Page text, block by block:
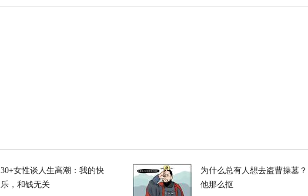
风声丨“冯院长看上你了”，背后有大问题
风声
30+女性谈人生高潮：我的快
乐，和钱无关
为什么总有人想去盗曹操墓？
他那么抠